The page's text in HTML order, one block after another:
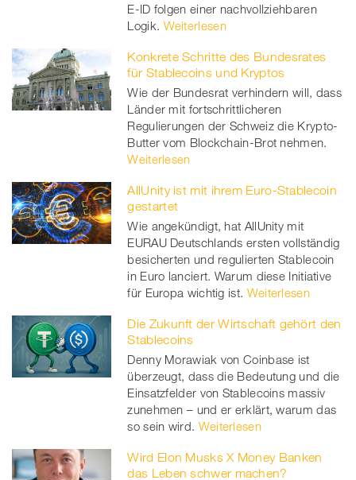
E-ID folgen einer nachvollziehbaren
Logik. Weiterlesen
Konkrete Schritte des Bundesrates
für Stablecoins und Kryptos
Wie der Bundesrat verhindern will, dass
Länder mit fortschrittlicheren
Regulierungen der Schweiz die Krypto-
Butter vom Blockchain-Brot nehmen.
Weiterlesen
AllUnity ist mit ihrem Euro-Stablecoin
gestartet
Wie angekündigt, hat AllUnity mit
EURAU Deutschlands ersten vollständig
besicherten und regulierten Stablecoin
in Euro lanciert. Warum diese Initiative
für Europa wichtig ist. Weiterlesen
Die Zukunft der Wirtschaft gehört den
Stablecoins
Denny Morawiak von Coinbase ist
überzeugt, dass die Bedeutung und die
Einsatzfelder von Stablecoins massiv
zunehmen – und er erklärt, warum das
so sein wird. Weiterlesen
Wird Elon Musks X Money Banken
das Leben schwer machen?